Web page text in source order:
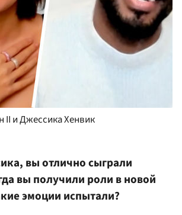
II и Джессика Хенвик
вы отлично сыграли
вы получили роли в новой
эмоции испытали?